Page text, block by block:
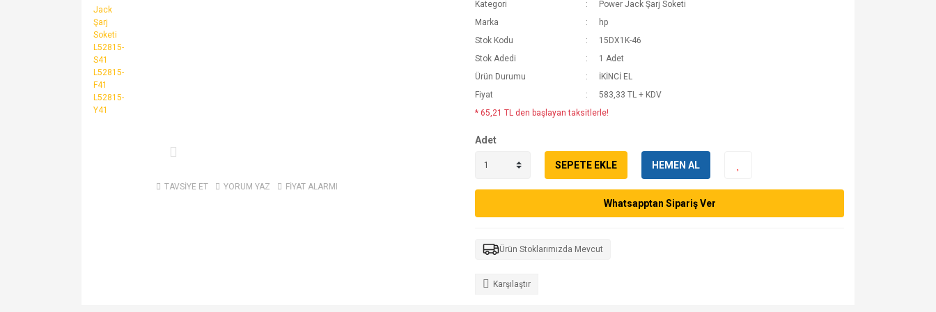
TAVSİYE ET YORUM YAZ FİYAT ALARMI
Kategori
Power Jack Şarj Soketi
Marka
hp
Stok Kodu
15DX1K-46
Stok Adedi
1 Adet
Ürün Durumu
İKİNCİ EL
Fiyat
583,33 TL + KDV
* 65,21 TL den başlayan taksitlerle!
Adet
SEPETE EKLE HEMEN AL
Whatsapptan Sipariş Ver
Ürün Stoklarımızda Mevcut
Karşılaştır